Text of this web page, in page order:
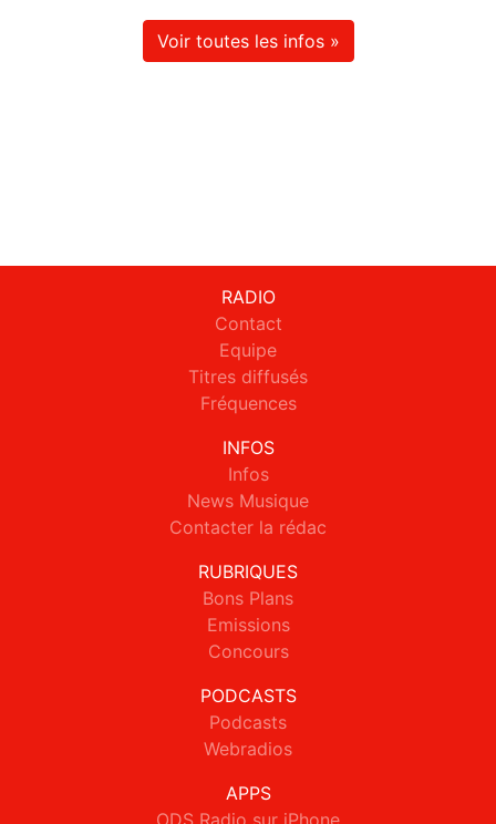
Voir toutes les infos »
RADIO
Contact
Equipe
Titres diffusés
Fréquences
INFOS
Infos
News Musique
Contacter la rédac
RUBRIQUES
Bons Plans
Emissions
Concours
PODCASTS
Podcasts
Webradios
APPS